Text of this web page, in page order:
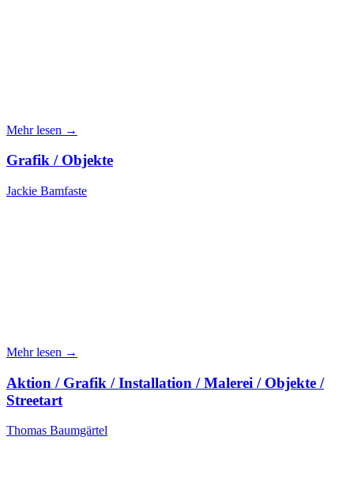
Mehr lesen →
Grafik / Objekte
Jackie Bamfaste
Mehr lesen →
Aktion / Grafik / Installation / Malerei / Objekte /
Streetart
Thomas Baumgärtel